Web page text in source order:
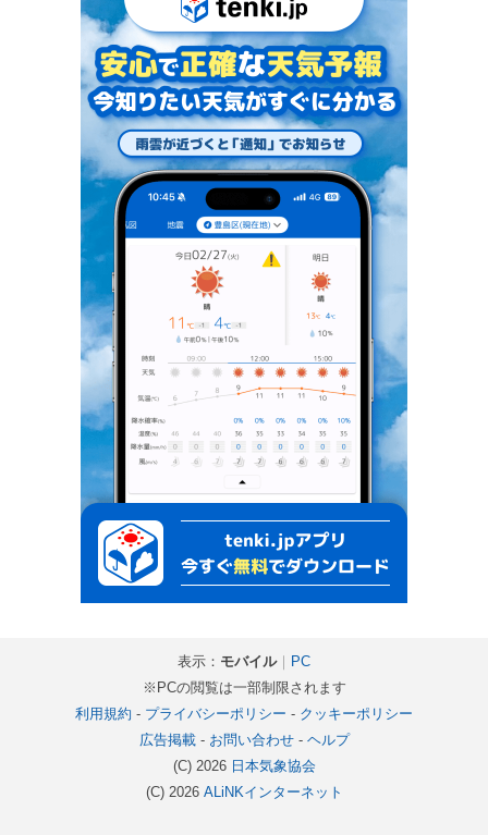
表示： モバイル｜ PC
※PCの閲覧は一部制限されます
利用規約 - プライバシーポリシー - クッキーポリシー
広告掲載- お問い合わせ- ヘルプ
(C) 2026 日本気象協会
(C) 2026 ALiNKインターネット